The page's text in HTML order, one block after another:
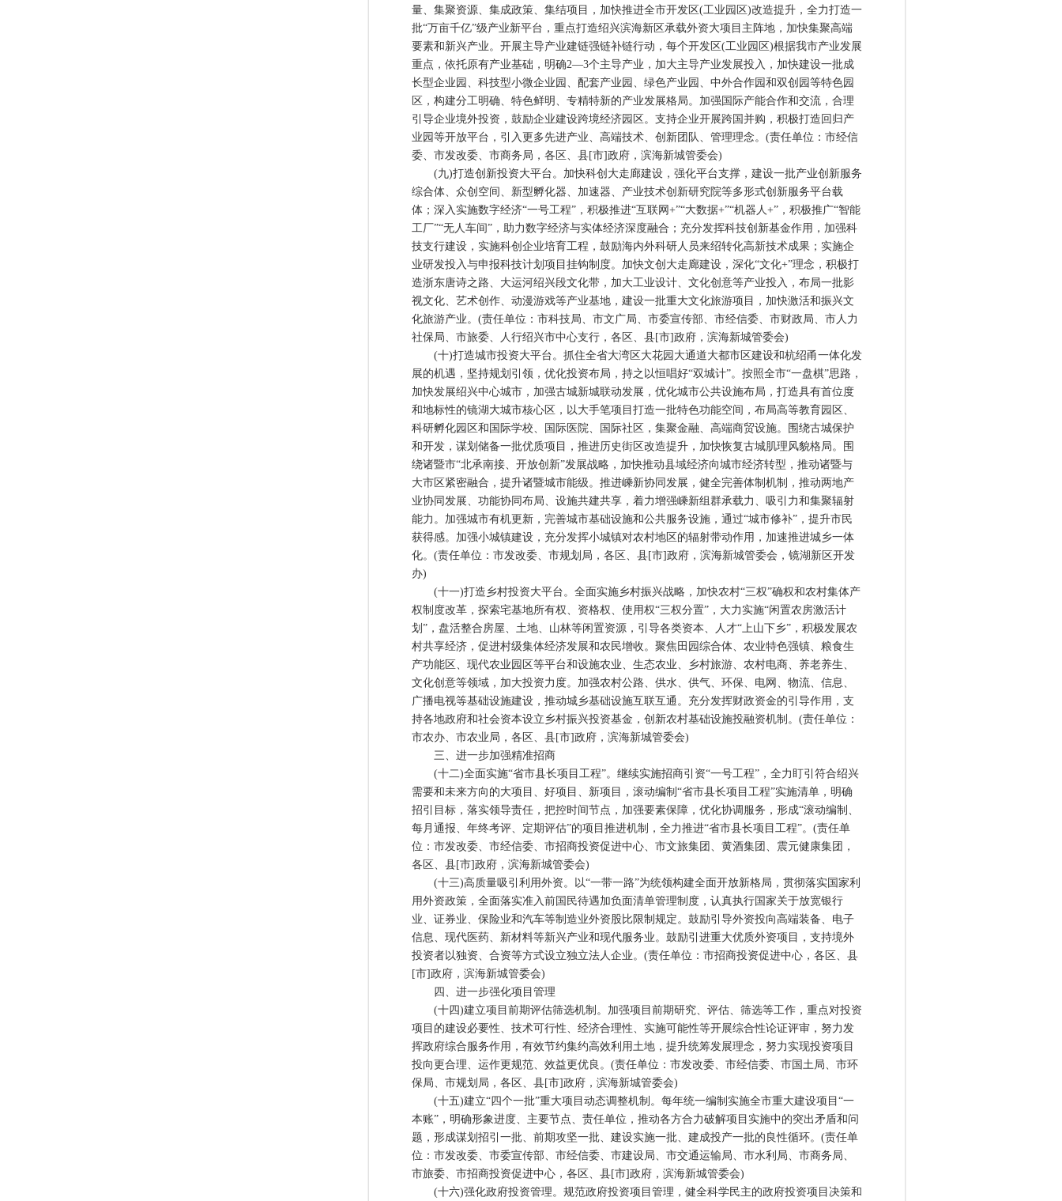
量、集聚资源、集成政策、集结项目，加快推进全市开发区(工业园区)改造提升，全力打造一
批“万亩千亿”级产业新平台，重点打造绍兴滨海新区承载外资大项目主阵地，加快集聚高端
要素和新兴产业。开展主导产业建链强链补链行动，每个开发区(工业园区)根据我市产业发展
重点，依托原有产业基础，明确2—3个主导产业，加大主导产业发展投入，加快建设一批成
长型企业园、科技型小微企业园、配套产业园、绿色产业园、中外合作园和双创园等特色园
区，构建分工明确、特色鲜明、专精特新的产业发展格局。加强国际产能合作和交流，合理
引导企业境外投资，鼓励企业建设跨境经济园区。支持企业开展跨国并购，积极打造回归产
业园等开放平台，引入更多先进产业、高端技术、创新团队、管理理念。(责任单位：市经信
委、市发改委、市商务局，各区、县[市]政府，滨海新城管委会)
(九)打造创新投资大平台。加快科创大走廊建设，强化平台支撑，建设一批产业创新服务
综合体、众创空间、新型孵化器、加速器、产业技术创新研究院等多形式创新服务平台载
体；深入实施数字经济“一号工程”，积极推进“互联网+”“大数据+”“机器人+”，积极推广“智能
工厂”“无人车间”，助力数字经济与实体经济深度融合；充分发挥科技创新基金作用，加强科
技支行建设，实施科创企业培育工程，鼓励海内外科研人员来绍转化高新技术成果；实施企
业研发投入与申报科技计划项目挂钩制度。加快文创大走廊建设，深化“文化+”理念，积极打
造浙东唐诗之路、大运河绍兴段文化带，加大工业设计、文化创意等产业投入，布局一批影
视文化、艺术创作、动漫游戏等产业基地，建设一批重大文化旅游项目，加快激活和振兴文
化旅游产业。(责任单位：市科技局、市文广局、市委宣传部、市经信委、市财政局、市人力
社保局、市旅委、人行绍兴市中心支行，各区、县[市]政府，滨海新城管委会)
(十)打造城市投资大平台。抓住全省大湾区大花园大通道大都市区建设和杭绍甬一体化发
展的机遇，坚持规划引领，优化投资布局，持之以恒唱好“双城计”。按照全市“一盘棋”思路，
加快发展绍兴中心城市，加强古城新城联动发展，优化城市公共设施布局，打造具有首位度
和地标性的镜湖大城市核心区，以大手笔项目打造一批特色功能空间，布局高等教育园区、
科研孵化园区和国际学校、国际医院、国际社区，集聚金融、高端商贸设施。围绕古城保护
和开发，谋划储备一批优质项目，推进历史街区改造提升，加快恢复古城肌理风貌格局。围
绕诸暨市“北承南接、开放创新”发展战略，加快推动县域经济向城市经济转型，推动诸暨与
大市区紧密融合，提升诸暨城市能级。推进嵊新协同发展，健全完善体制机制，推动两地产
业协同发展、功能协同布局、设施共建共享，着力增强嵊新组群承载力、吸引力和集聚辐射
能力。加强城市有机更新，完善城市基础设施和公共服务设施，通过“城市修补”，提升市民
获得感。加强小城镇建设，充分发挥小城镇对农村地区的辐射带动作用，加速推进城乡一体
化。(责任单位：市发改委、市规划局，各区、县[市]政府，滨海新城管委会，镜湖新区开发
办)
(十一)打造乡村投资大平台。全面实施乡村振兴战略，加快农村“三权”确权和农村集体产
权制度改革，探索宅基地所有权、资格权、使用权“三权分置”，大力实施“闲置农房激活计
划”，盘活整合房屋、土地、山林等闲置资源，引导各类资本、人才“上山下乡”，积极发展农
村共享经济，促进村级集体经济发展和农民增收。聚焦田园综合体、农业特色强镇、粮食生
产功能区、现代农业园区等平台和设施农业、生态农业、乡村旅游、农村电商、养老养生、
文化创意等领域，加大投资力度。加强农村公路、供水、供气、环保、电网、物流、信息、
广播电视等基础设施建设，推动城乡基础设施互联互通。充分发挥财政资金的引导作用，支
持各地政府和社会资本设立乡村振兴投资基金，创新农村基础设施投融资机制。(责任单位：
市农办、市农业局，各区、县[市]政府，滨海新城管委会)
三、进一步加强精准招商
(十二)全面实施“省市县长项目工程”。继续实施招商引资“一号工程”，全力盯引符合绍兴
需要和未来方向的大项目、好项目、新项目，滚动编制“省市县长项目工程”实施清单，明确
招引目标，落实领导责任，把控时间节点，加强要素保障，优化协调服务，形成“滚动编制、
每月通报、年终考评、定期评估”的项目推进机制，全力推进“省市县长项目工程”。(责任单
位：市发改委、市经信委、市招商投资促进中心、市文旅集团、黄酒集团、震元健康集团，
各区、县[市]政府，滨海新城管委会)
(十三)高质量吸引利用外资。以“一带一路”为统领构建全面开放新格局，贯彻落实国家利
用外资政策，全面落实准入前国民待遇加负面清单管理制度，认真执行国家关于放宽银行
业、证券业、保险业和汽车等制造业外资股比限制规定。鼓励引导外资投向高端装备、电子
信息、现代医药、新材料等新兴产业和现代服务业。鼓励引进重大优质外资项目，支持境外
投资者以独资、合资等方式设立独立法人企业。(责任单位：市招商投资促进中心，各区、县
[市]政府，滨海新城管委会)
四、进一步强化项目管理
(十四)建立项目前期评估筛选机制。加强项目前期研究、评估、筛选等工作，重点对投资
项目的建设必要性、技术可行性、经济合理性、实施可能性等开展综合性论证评审，努力发
挥政府综合服务作用，有效节约集约高效利用土地，提升统筹发展理念，努力实现投资项目
投向更合理、运作更规范、效益更优良。(责任单位：市发改委、市经信委、市国土局、市环
保局、市规划局，各区、县[市]政府，滨海新城管委会)
(十五)建立“四个一批”重大项目动态调整机制。每年统一编制实施全市重大建设项目“一
本账”，明确形象进度、主要节点、责任单位，推动各方合力破解项目实施中的突出矛盾和问
题，形成谋划招引一批、前期攻坚一批、建设实施一批、建成投产一批的良性循环。(责任单
位：市发改委、市委宣传部、市经信委、市建设局、市交通运输局、市水利局、市商务局、
市旅委、市招商投资促进中心，各区、县[市]政府，滨海新城管委会)
(十六)强化政府投资管理。规范政府投资项目管理，健全科学民主的政府投资项目决策和